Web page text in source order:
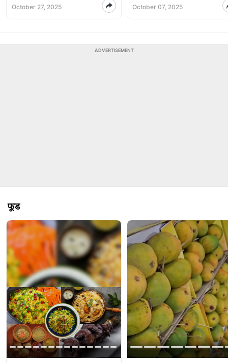
October 27, 2025 October 07, 2025
ADVERTISEMENT
फूड